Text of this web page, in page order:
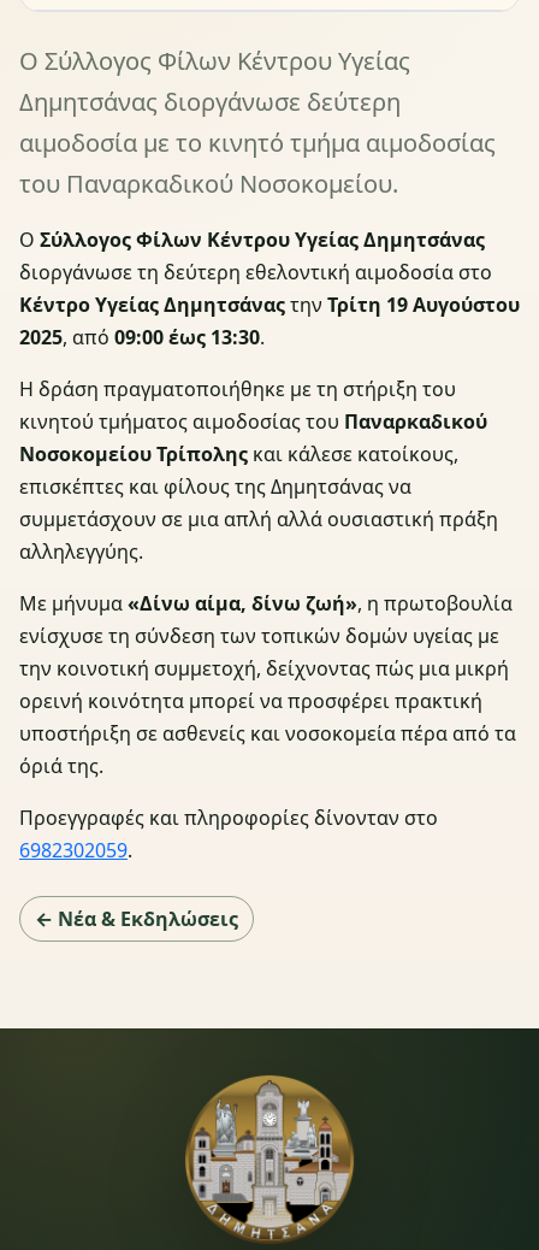
Ο Σύλλογος Φίλων Κέντρου Υγείας
Δημητσάνας διοργάνωσε δεύτερη
αιμοδοσία με το κινητό τμήμα αιμοδοσίας
του Παναρκαδικού Νοσοκομείου.
Ο Σύλλογος Φίλων Κέντρου Υγείας Δημητσάνας
διοργάνωσε τη δεύτερη εθελοντική αιμοδοσία στο
Κέντρο Υγείας Δημητσάναςτην Τρίτη 19 Αυγούστου
2025, από 09:00 έως 13:30.
Η δράση πραγματοποιήθηκε με τη στήριξη του
κινητού τμήματος αιμοδοσίας του Παναρκαδικού
Νοσοκομείου Τρίπολης και κάλεσε κατοίκους,
επισκέπτες και φίλους της Δημητσάνας να
συμμετάσχουν σε μια απλή αλλά ουσιαστική πράξη
αλληλεγγύης.
Με μήνυμα«Δίνω αίμα, δίνω ζωή», η πρωτοβουλία
ενίσχυσε τη σύνδεση των τοπικών δομών υγείας με
την κοινοτική συμμετοχή, δείχνοντας πώς μια μικρή
ορεινή κοινότητα μπορεί να προσφέρει πρακτική
υποστήριξη σε ασθενείς και νοσοκομεία πέρα από τα
όριά της.
Προεγγραφές και πληροφορίες δίνονταν στο
6982302059.
← Νέα & Εκδηλώσεις